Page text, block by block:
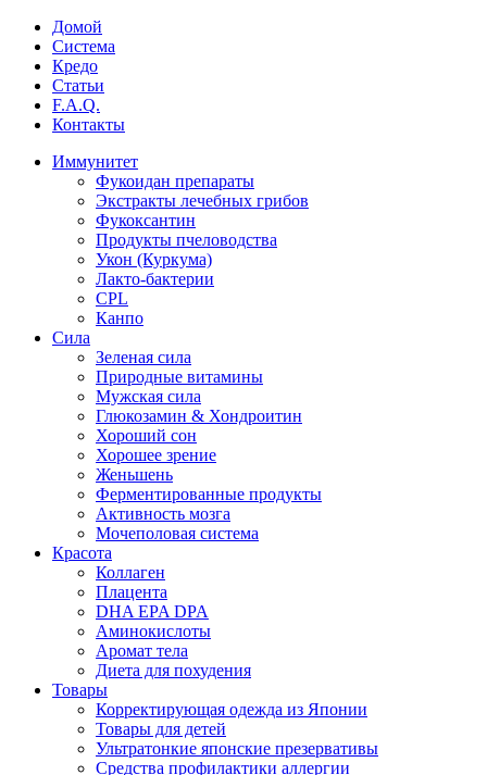
Домой
Система
Кредо
Статьи
F.A.Q.
Контакты
Иммунитет
Фукоидан препараты
Экстракты лечебных грибов
Фукоксантин
Продукты пчеловодства
Укон (Куркума)
Лакто-бактерии
CPL
Канпо
Сила
Зеленая сила
Природные витамины
Мужская сила
Глюкозамин & Хондроитин
Хороший сон
Хорошее зрение
Женьшень
Ферментированные продукты
Активность мозга
Мочеполовая система
Красота
Коллаген
Плацента
DHA EPA DPA
Аминокислоты
Аромат тела
Диета для похудения
Товары
Корректирующая одежда из Японии
Товары для детей
Ультратонкие японские презервативы
Средства профилактики аллергии